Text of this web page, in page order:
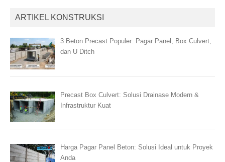
ARTIKEL KONSTRUKSI
3 Beton Precast Populer: Pagar Panel, Box Culvert,
dan U Ditch
Precast Box Culvert: Solusi Drainase Modern &
Infrastruktur Kuat
Harga Pagar Panel Beton: Solusi Ideal untuk Proyek
Anda